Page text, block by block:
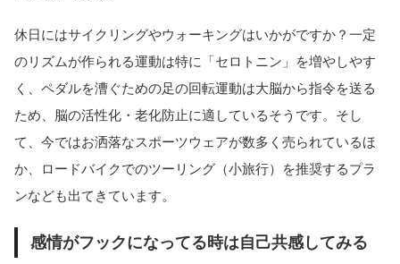
休日にはサイクリングやウォーキングはいかがですか？一定
のリズムが作られる運動は特に「セロトニン」を増やしやす
く、ペダルを漕ぐための足の回転運動は大脳から指令を送る
ため、脳の活性化・老化防止に適しているそうです。そし
て、今ではお洒落なスポーツウェアが数多く売られているほ
か、ロードバイクでのツーリング（小旅行）を推奨するプラ
ンなども出てきています。
感情がフックになってる時は自己共感してみる